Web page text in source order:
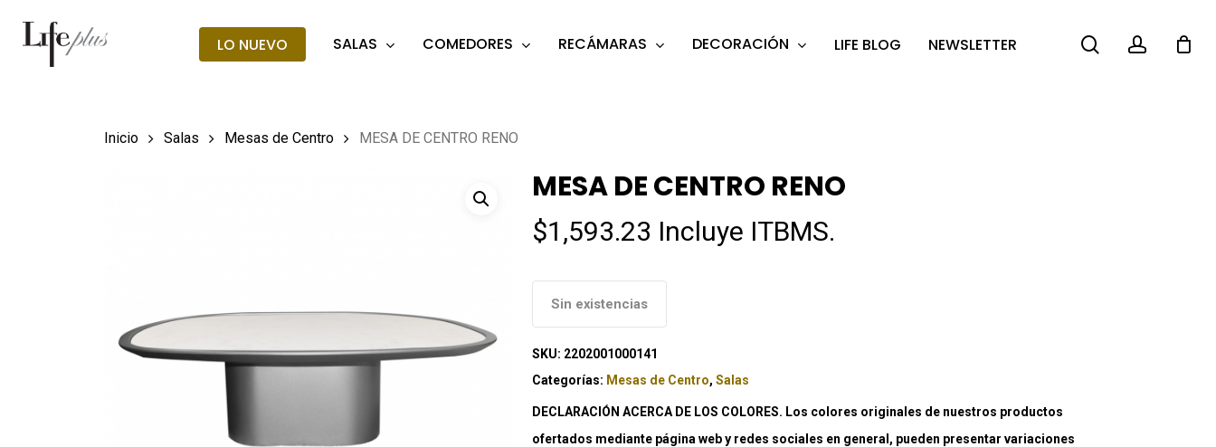
LO NUEVO SALAS COMEDORES RECÁMARAS DECORACIÓN LIFE BLOG NEWSLETTER searchaccount
Inicio Salas Mesas de Centro MESA DE CENTRO RENO
MESA DE CENTRO RENO
$1,593.23 Incluye ITBMS.
Sin existencias
SKU: 2202001000141
Categorías: Mesas de Centro,Salas
DECLARACIÓN ACERCA DE LOS COLORES. Los colores originales de nuestros productos
ofertados mediante página web y redes sociales en general, pueden presentar variaciones